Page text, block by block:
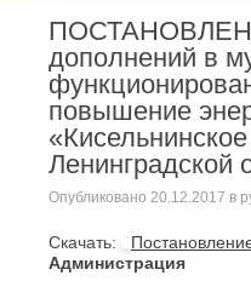
дополнений в
повышение
Ленинградской
Опубликовано 20.12.2017 в
Cкачать:
Администрация